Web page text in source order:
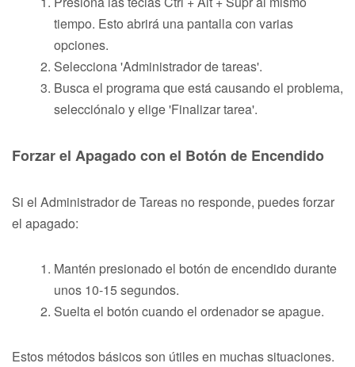
tiempo. Esto abrirá una pantalla con varias
opciones.
Selecciona 'Administrador de tareas'.
Busca el programa que está causando el problema,
selecciónalo y elige 'Finalizar tarea'.
Forzar el Apagado con el Botón de Encendido
Si el Administrador de Tareas no responde, puedes forzar
el apagado:
Mantén presionado el botón de encendido durante
unos 10-15 segundos.
Suelta el botón cuando el ordenador se apague.
Estos métodos básicos son útiles en muchas situaciones.